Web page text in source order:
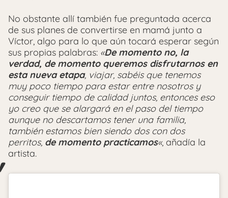
No obstante allí también fue preguntada acerca
de sus planes de convertirse en mamá junto a
Víctor, algo para lo que aún tocará esperar según
sus propias palabras: «De momento no, la
verdad, de momento queremos disfrutarnos en
esta nueva etapa, viajar, sabéis que tenemos
muy poco tiempo para estar entre nosotros y
conseguir tiempo de calidad juntos, entonces eso
yo creo que se alargará en el paso del tiempo
aunque no descartamos tener una familia,
también estamos bien siendo dos con dos
perritos, de momento practicamos«, añadía la
artista.